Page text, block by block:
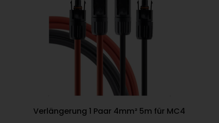
Verlängerung 1 Paar 4mm² 5m für MC4